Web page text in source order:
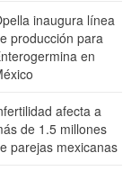
inaugura línea
producción para
en
afecta a
de 1.5 millones
parejas mexicanas